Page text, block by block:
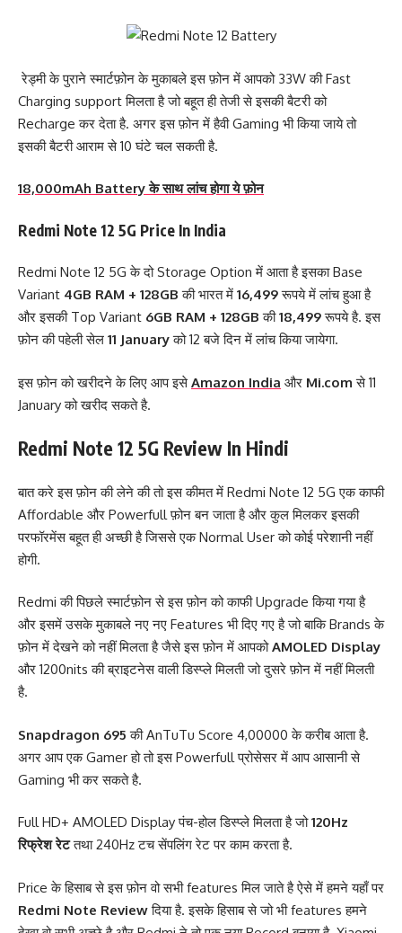
रेड्मी के पुराने स्मार्टफ़ोन के मुकाबले इस फ़ोन में आपको 33W की Fast
Charging support मिलता है जो बहूत ही तेजी से इसकी बैटरी को
Recharge कर देता है. अगर इस फ़ोन में हैवी Gaming भी किया जाये तो
इसकी बैटरी आराम से 10 घंटे चल सकती है.
18,000mAh Battery के साथ लांच होगा ये फ़ोन
Redmi Note 12 5G Price In India
Redmi Note 12 5G के दो Storage Option में आता है इसका Base
Variant 4GB RAM + 128GB की भारत में 16,499रूपये में लांच हुआ है
और इसकी Top Variant 6GB RAM + 128GB की18,499रूपये है. इस
फ़ोन की पहेली सेल 11 Januaryको 12 बजे दिन में लांच किया जायेगा.
इस फ़ोन को खरीदने के लिए आप इसेAmazon India और Mi.com से 11
January को खरीद सकते है.
Redmi Note 12 5G Review In Hindi
बात करे इस फ़ोन की लेने की तो इस कीमत में Redmi Note 12 5G एक काफी
Affordable और Powerfull फ़ोन बन जाता है और कुल मिलकर इसकी
परफॉरमेंस बहूत ही अच्छी है जिससे एक Normal User को कोई परेशानी नहीं
होगी.
Redmi की पिछले स्मार्टफ़ोन से इस फ़ोन को काफी Upgrade किया गया है
और इसमें उसके मुकाबले नए नए Features भी दिए गए है जो बाकि Brands के
फ़ोन में देखने को नहीं मिलता है जैसे इस फ़ोन में आपकोAMOLED Display
और 1200nits की ब्राइटनेस वाली डिस्प्ले मिलती जो दुसरे फ़ोन में नहीं मिलती
है.
Snapdragon 695की AnTuTu Score 4,00000 के करीब आता है.
अगर आप एक Gamer हो तो इस Powerfull प्रोसेसर में आप आसानी से
Gaming भी कर सकते है.
Full HD+ AMOLED Display पंच-होल डिस्प्ले मिलता है जो120Hz
रिफ्रेश रेटतथा 240Hz टच सेंपलिंग रेट पर काम करता है.
Price के हिसाब से इस फ़ोन वो सभी features मिल जाते है ऐसे में हमने यहाँ पर
Redmi Note Reviewदिया है. इसके हिसाब से जो भी features हमने